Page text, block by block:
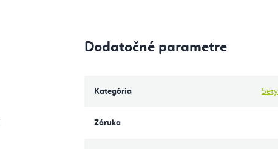
Dodatočné parametre
Kategória
Záruka